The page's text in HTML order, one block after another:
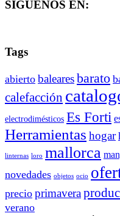
SÍGUENOS EN:
Tags
abierto balearesbarato
calefacción
electrodimésticos Es Forti
Herramientas hogar
linternas loro mallorca
novedades objetos ocio
precio primavera
verano